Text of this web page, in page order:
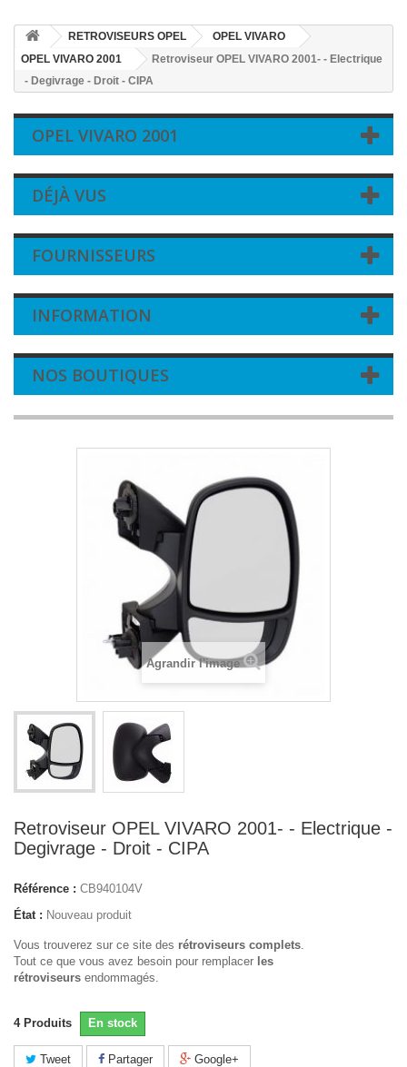
RETROVISEURS OPEL
OPEL VIVARO
OPEL VIVARO 2001
Retroviseur OPEL VIVARO 2001- - Electrique
- Degivrage - Droit - CIPA
OPEL VIVARO 2001
DÉJÀ VUS
FOURNISSEURS
INFORMATION
NOS BOUTIQUES
Agrandir l'image
Retroviseur OPEL VIVARO 2001- - Electrique -
Degivrage - Droit - CIPA
Référence : CB940104V
État : Nouveau produit
Vous trouverez sur ce site des rétroviseurs complets.
Tout ce que vous avez besoin pour remplacer les
rétroviseurs endommagés.
4 Produits En stock
Tweet Partager Google+